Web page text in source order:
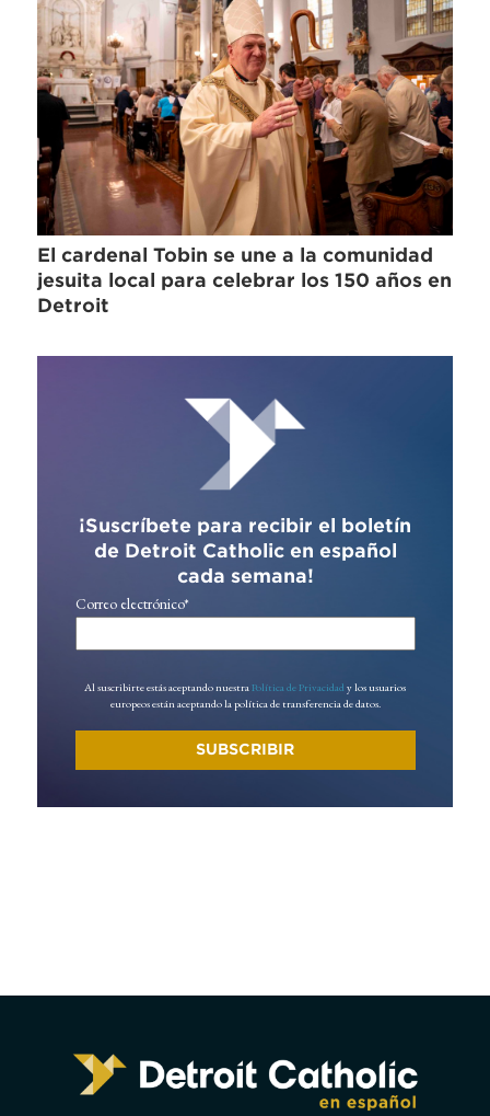
El cardenal Tobin se une a la comunidad
jesuita local para celebrar los 150 años en
Detroit
¡Suscríbete para recibir el boletín
de Detroit Catholic en español
cada semana!
Correo electrónico*
Al suscribirte estás aceptando nuestra Política de Privacidad y los usuarios
europeos están aceptando la política de transferencia de datos.